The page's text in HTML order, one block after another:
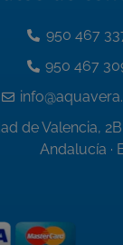
950 467
950 467
de Valencia, 2B
Andalucía ·